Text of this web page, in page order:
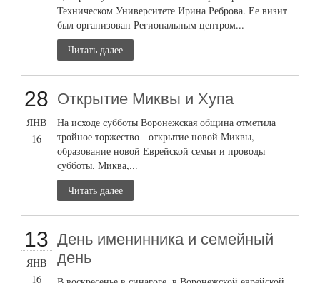
Техническом Университете Ирина Реброва. Ее визит
был организован Региональным центром...
Читать далее
28
ЯНВ
16
Открытие Миквы и Хупа
На исходе субботы Воронежская община отметила
тройное торжество - открытие новой Миквы,
образование новой Еврейской семьи и проводы
субботы. Миква,...
Читать далее
13
ЯНВ
16
День именинника и семейный
день